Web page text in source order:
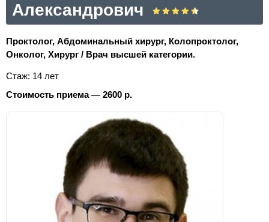
Александрович
Проктолог, Абдоминальный хирург, Колопроктолог,
Онколог, Хирург / Врач высшей категории.
Стаж: 14 лет
Стоимость приема — 2600 р.